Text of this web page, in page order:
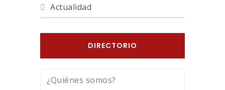
Actualidad
DIRECTORIO
¿Quiénes somos?